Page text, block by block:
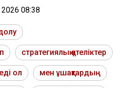
08:38
стратегиялық қателіктер
ол мен ұшақтардың